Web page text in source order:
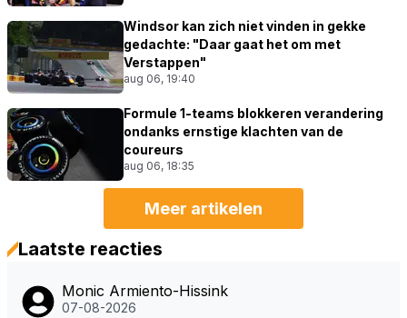
Windsor kan zich niet vinden in gekke
gedachte: "Daar gaat het om met
Verstappen"
aug 06, 19:40
Formule 1-teams blokkeren verandering
ondanks ernstige klachten van de
coureurs
aug 06, 18:35
Meer artikelen
Laatste reacties
Monic Armiento-Hissink
07-08-2026